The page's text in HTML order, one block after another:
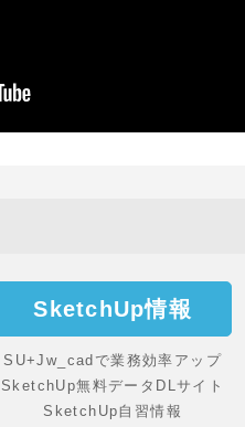
SketchUp情報
SU+Jw_cadで業務効率アップ
SketchUp無料データDLサイト
SketchUp自習情報